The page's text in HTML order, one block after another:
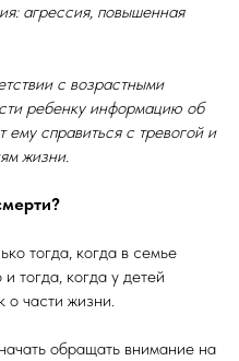
агрессия, повышенная
с возрастными
ребенку информацию об
справиться с тревогой и
жизни.
тогда, когда в семье
тогда, когда у детей
о части жизни.
обращать внимание на